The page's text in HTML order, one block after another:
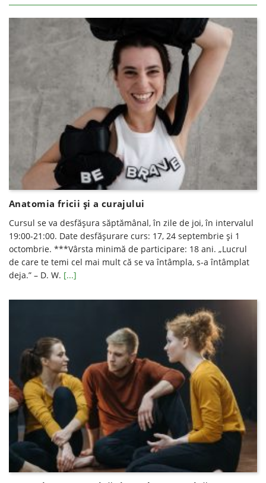
Anatomia fricii și a curajului
Cursul se va desfăşura săptămânal, în zile de joi, în intervalul
19:00-21:00. Date desfăşurare curs: 17, 24 septembrie și 1
octombrie. ***Vârsta minimă de participare: 18 ani. „Lucrul
de care te temi cel mai mult că se va întâmpla, s-a întâmplat
deja.” – D. W. [...]